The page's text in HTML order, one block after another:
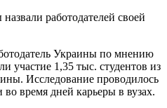
работодателей своей
Украины по мнению
участие 1,35 тыс. студентов из
Исследование проводилось
время дней карьеры в вузах.